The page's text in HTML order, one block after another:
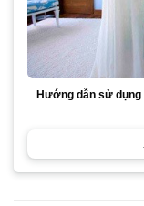
Hướng dẫn sử dụng